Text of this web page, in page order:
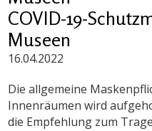
COVID-19-
Museen
16.04.2022
Die allgemeine
Innenräumen wird
die Empfehlung zum